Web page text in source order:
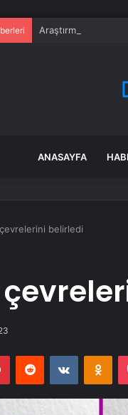
Araştırma: Büyük
ANASAYFA
belirledi
PinterestReddit VKontakte